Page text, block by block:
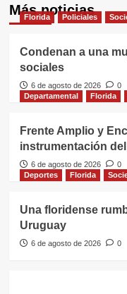
Más noticias
Florida Policiales
Condenan a una
sociales
6 de agosto de 2026
0
Departamental
Florida
Frente Amplio y
instrumentación
6 de agosto de 2026
0
Deportes
Florida
Una floridense
Uruguay
6 de agosto de 2026 0